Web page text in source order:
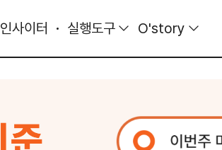
인사이터 실행도구 O'story